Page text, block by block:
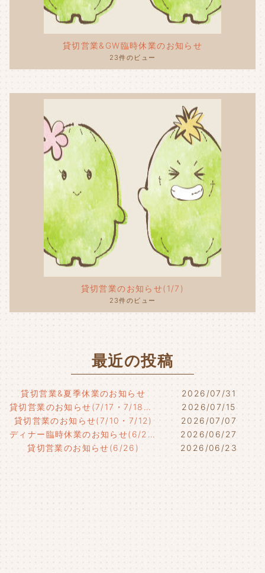
貸切営業&GW臨時休業のお知らせ
23件のビュー
貸切営業のお知らせ(1/7)
23件のビュー
最近の投稿
貸切営業&夏季休業のお知らせ
2026/07/31
貸切営業のお知らせ(7/17・7/18・7/21)
2026/07/15
貸切営業のお知らせ(7/10・7/12)
2026/07/07
ディナー臨時休業のお知らせ(6/29)
2026/06/27
貸切営業のお知らせ(6/26)
2026/06/23